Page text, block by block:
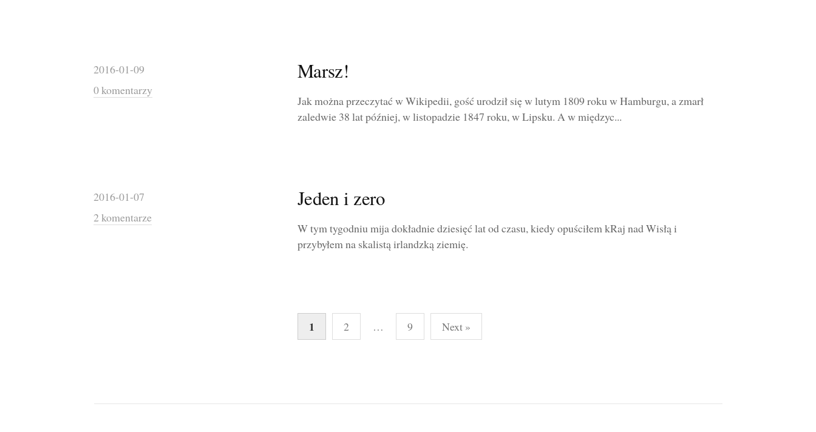
2016-01-09
0 komentarzy
Marsz!
Jak można przeczytać w Wikipedii, gość urodził się w lutym 1809 roku w Hamburgu, a zmarł
zaledwie 38 lat później, w listopadzie 1847 roku, w Lipsku. A w międzyc...
2016-01-07
2 komentarze
Jeden i zero
W tym tygodniu mija dokładnie dziesięć lat od czasu, kiedy opuściłem kRaj nad Wisłą i
przybyłem na skalistą irlandzką ziemię.
Stronicowanie
1 2 … 9 Next »